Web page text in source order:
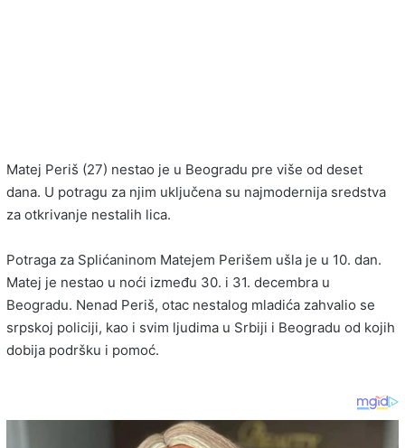
Matej Periš (27) nestao je u Beogradu pre više od deset
dana. U potragu za njim uključena su najmodernija sredstva
za otkrivanje nestalih lica.
Potraga za Splićaninom Matejem Perišem ušla je u 10. dan.
Matej je nestao u noći između 30. i 31. decembra u
Beogradu. Nenad Periš, otac nestalog mladića zahvalio se
srpskoj policiji, kao i svim ljudima u Srbiji i Beogradu od kojih
dobija podršku i pomoć.